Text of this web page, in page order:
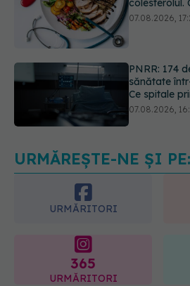
PNRR: 174
Ce spune
despre
URMĂREȘTE-NE ȘI PE:
URMĂRITORI
365
URMĂRITORI